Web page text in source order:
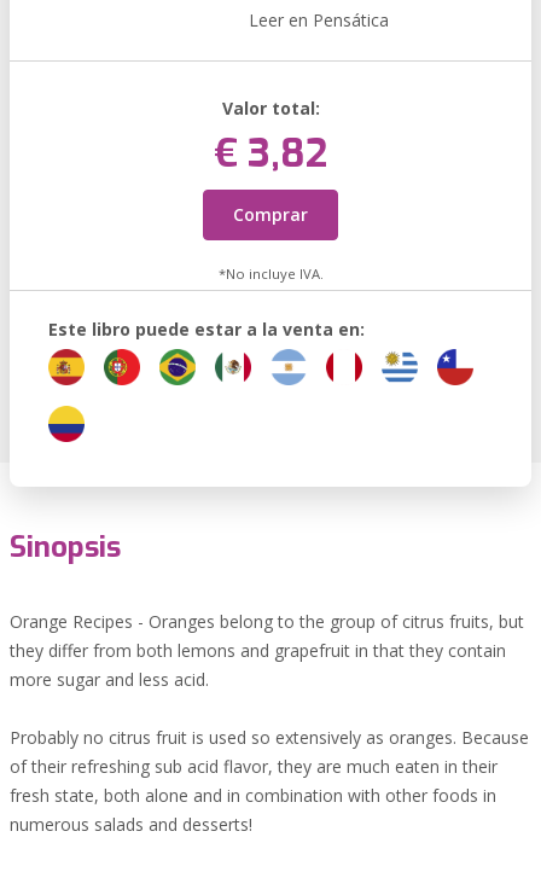
Leer en Pensática
Valor total:
€ 3,82
Comprar
*No incluye IVA.
Este libro puede estar a la venta en:
Sinopsis
Orange Recipes - Oranges belong to the group of citrus fruits, but
they differ from both lemons and grapefruit in that they contain
more sugar and less acid.
Probably no citrus fruit is used so extensively as oranges. Because
of their refreshing sub acid flavor, they are much eaten in their
fresh state, both alone and in combination with other foods in
numerous salads and desserts!